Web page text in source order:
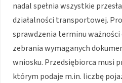
nadal spełnia wszystkie
działalności transportowej.
sprawdzenia terminu
zebrania wymaganych
wniosku. Przedsiębiorca musi
którym podaje m.in. liczbę